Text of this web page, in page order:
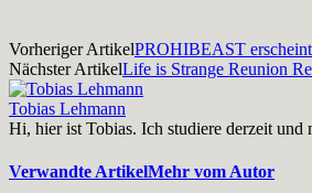
Vorheriger ArtikelPROHIBEAST
Nächster ArtikelLife is Strange Reunion
Tobias Lehmann
Hi, hier ist Tobias. Ich studiere derzeit
Verwandte ArtikelMehr vom Autor